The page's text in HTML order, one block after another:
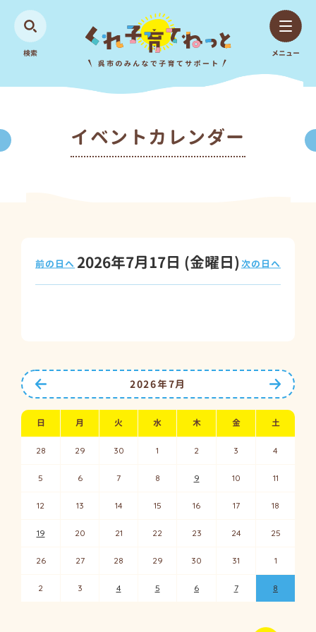
検索 メニュー
イベントカレンダー
2026年7月17日 (金曜日)
前の日へ 次の日へ
次の月
2026年7月
日 月 火 水 木 金 土
28 29 30 1 2 3 4
5 6 7 8 9 10 11
12 13 14 15 16 17 18
19 20 21 22 23 24 25
26 27 28 29 30 31 1
2 3 4 5 6 7 8